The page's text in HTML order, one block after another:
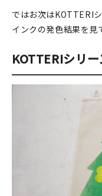
ではお次はKOTTERI
インクの発色結果を見
KOTTERIシリ